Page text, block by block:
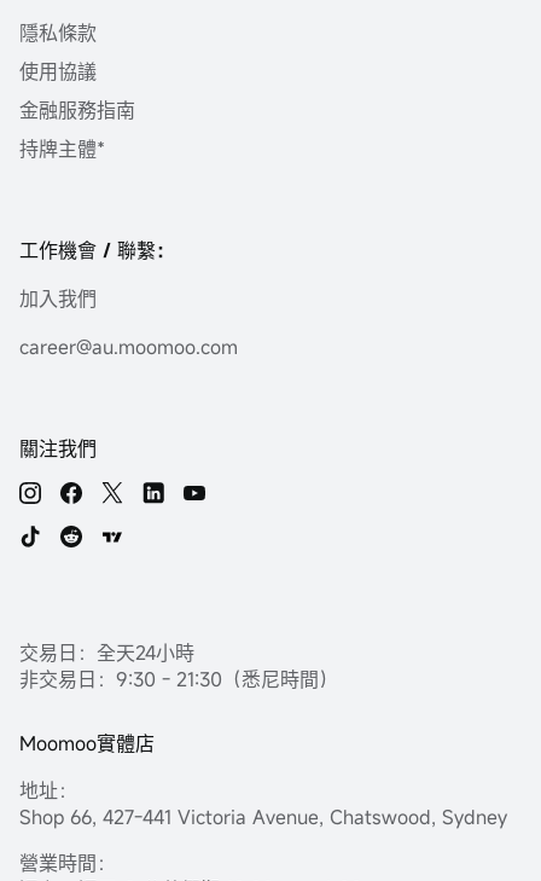
隱私條款
使用協議
金融服務指南
持牌主體*
工作機會 / 聯繫：
加入我們
career@au.moomoo.com
關注我們
交易日：全天24小時
非交易日：9:30 - 21:30（悉尼時間）
Moomoo實體店
地址：
Shop 66, 427-441 Victoria Avenue, Chatswood, Sydney
營業時間：